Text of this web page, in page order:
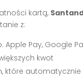
kartą,
z:
Apple Pay, Google
kwot
które